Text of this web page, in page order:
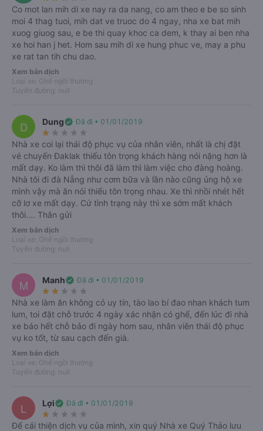
gặp trục trặc hoặc sự cố.
Được chọn chỗ ngồi
Được chọn điểm đón trả mong muốn.
Thông tin chính xác
Lịch chạy, giá vé cập nhật liên tục từ nhà xe.
Nhiều ưu đãi
Hàng ngàn mã giảm giá cùng chương trình FlashSale, Ưu
Thanh toán đa dạng
Trả trước lẫn trả sau, bảo mật tuyệt đối.
Giới thiệu
Thông tin xe Quý Thảo
Bình Định từ Dak Lak
Đặt vé trực tuyến xe giường nằm Quý Thảo đi Bình Định từ Dak Lak với giá
thấp nhất tạiVeXeRe.com
Xe Quý Thảochuyên cung cấp dịch vụ trung chuyển hành khách trên tuyến
ích giúp các hành khách có những phút giây thoải mái trong suốt cả hành
trình. Hãng xe Quý Thảo luôn lắng nghe ý kiến đóng góp của khách hàng
I.Đặt véxe Quý Thảo đi Bình Định
cần lưu ý:
Co mot lan mih di xe nay ra da nang, co am theo e be so sinh
moi 4 thag tuoi, mih dat ve truoc do 4 ngay, nha xe bat mih
xuog giuog sau, e be thi quay khoc ca dem, k thay ai ben nha
xe hoi han j het. Hom sau mih di xe hung phuc ve, may a phu
xe rat tan tih chu dao.
Xem bản dịch
Loại xe: Ghế ngồi thường
Tuyến đường: null
D Dungverified Đã đi • 01/01/2019
star_rate star_rate star_rate star_rate star_rate
Nhà xe coi lại thái độ phục vụ của nhân viên, nhất là chị đặt
vé chuyến Đaklak thiếu tôn trọng khách hàng nói nặng hơn là
mất dạy. Ko làm thì thôi đã làm thì làm việc cho đàng hoàng.
Nhà tôi đi đà Nẵng như cơm bữa và lần nào cũng ủng hộ xe
mình vậy mà ăn nói thiếu tôn trọng nhau. Xe thì nhồi nhét hết
cỡ lơ xe mất dạy. Cứ tình trạng này thì xe sớm mất khách
thôi.... Thân gửi
Xem bản dịch
Loại xe: Ghế ngồi thường
Tuyến đường: null
M Manhverified Đã đi • 01/01/2019
star_rate star_rate star_rate star_rate star_rate
Nhà xe làm ăn không có uy tín, tào lao bí đao nhan khách tum
lum, toi đặt chỗ trước 4 ngày xác nhận có ghế, đến lúc đi nhà
xe báo hết chỗ bảo đi ngày hom sau, nhân viên thái độ phục
vụ ko tốt, từ sau cạch đến già.
Xem bản dịch
Loại xe: Ghế ngồi thường
Tuyến đường: null
L Lợiverified Đã đi • 01/01/2019
star_rate star_rate star_rate star_rate star_rate
Để cải thiện dịch vụ của mình, xin quý Nhà xe Quý Thảo lưu